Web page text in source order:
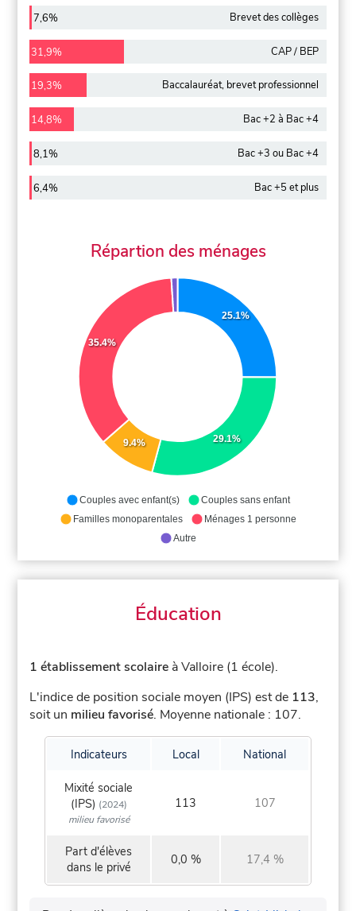
7,6% Brevet des collèges
31,9% CAP / BEP
19,3% Baccalauréat, brevet professionnel
14,8% Bac +2 à Bac +4
8,1% Bac +3 ou Bac +4
6,4% Bac +5 et plus
Répartion des ménages
25.1%
29.1%
9.4%
35.4%
Couples avec enfant(s)
Couples sans enfant
Familles monoparentales
Ménages 1 personne
Autre
Éducation
1 établissement scolaire à Valloire (1 école).
L'indice de position sociale moyen (IPS) est de 113,
soit un milieu favorisé. Moyenne nationale : 107.
Indicateurs Local National
Mixité sociale
(IPS) (2024)
milieu favorisé
113 107
Part d'élèves
dans le privé
0,0 % 17,4 %